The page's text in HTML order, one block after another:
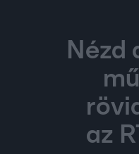
Nézd
az